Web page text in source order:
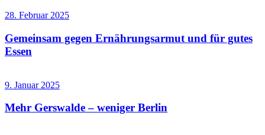
28. Februar 2025
Gemeinsam gegen Ernährungsarmut und für gutes
Essen
9. Januar 2025
Mehr Gerswalde – weniger Berlin